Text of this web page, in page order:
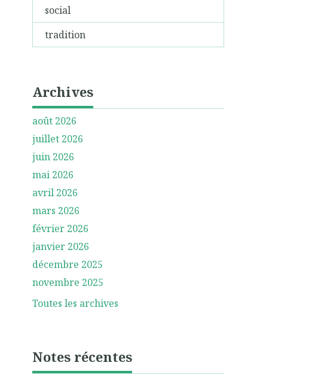
social
tradition
Archives
août 2026
juillet 2026
juin 2026
mai 2026
avril 2026
mars 2026
février 2026
janvier 2026
décembre 2025
novembre 2025
Toutes les archives
Notes récentes